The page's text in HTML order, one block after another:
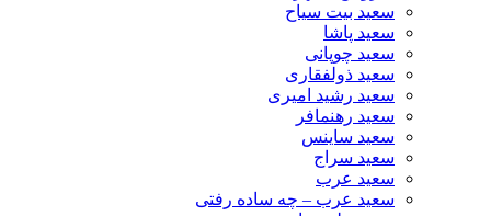
سعید بیت سیاح
سعید پاشا
سعید چوپانی
سعید ذولفقاری
سعید رشید امیری
سعید رهنمافر
سعید ساینس
سعید سراج
سعید عرب
سعید عرب – چه ساده رفتی